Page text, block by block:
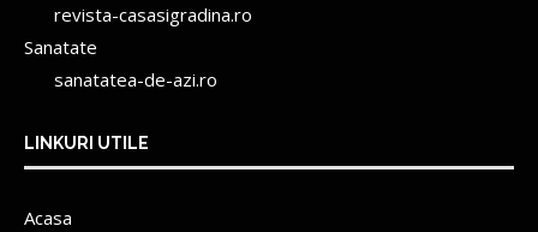
revista-casasigradina.ro
Sanatate
sanatatea-de-azi.ro
LINKURI UTILE
Acasa